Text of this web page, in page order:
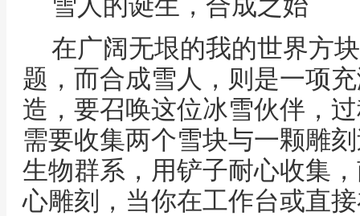
在广阔无垠的我的世界方
题，而合成雪人，则是一项
造，要召唤这位冰雪伙伴，
需要收集两个雪块与一颗雕
生物群系，用铲子耐心收集
心雕刻，当你在工作台或直